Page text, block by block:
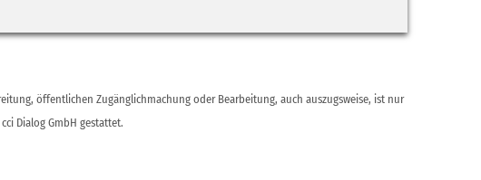
öffentlichen Zugänglichmachung oder Bearbeitung, auch auszugsweise, ist nur
Dialog GmbH gestattet.